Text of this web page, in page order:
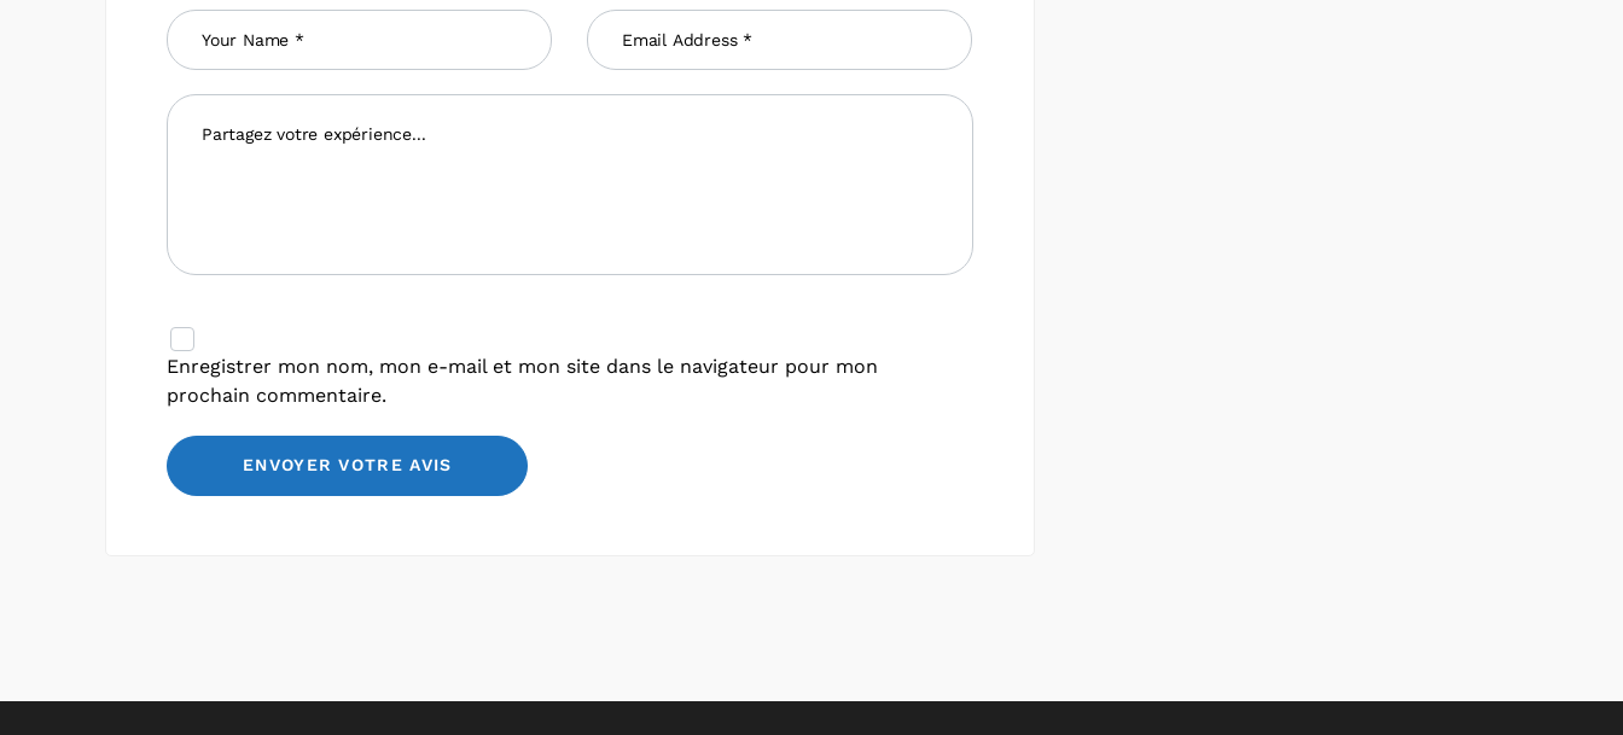
Enregistrer mon nom, mon e-mail et mon site dans le navigateur pour mon
prochain commentaire.